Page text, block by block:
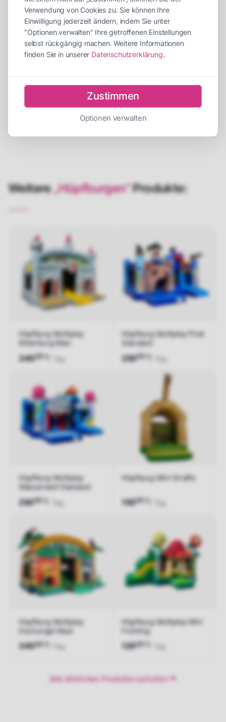
Beschreibung
Personen für Auf-/Abbau
Empfohlene Betreuer 1 Betreuer
Strombedarf 1x 230V / 16A
Weitere„Hüpfburgen“Produkte:
Hüpfburg Multiplay
Ritterburg Maxi
34000 / Tag
Hüpfburg Multiplay Pirat
Standard
25000 / Tag
Jetzt anfragen
Hüpfburg Multiplay
Wasserwelt Standard
25000 / Tag
Jetzt anfragen
Hüpfburg Mini Giraffe
15000 / Tag
Hüpfburg Multiplay
Dschungel Maxi
34000 / Tag
Hüpfburg Multiplay Mini
Frühling
12000 / Tag
Alle ähnlichen Produkte aufrufen
Verwendung von Cookies zu. Sie können Ihre
Einwilligung jederzeit ändern, indem Sie unter
"Optionen verwalten" Ihre getroffenen Einstellungen
selbst rückgängig machen. Weitere Informationen
finden Sie in unserer Datenschutzerklärung.
Optionen verwalten
Zustimmen